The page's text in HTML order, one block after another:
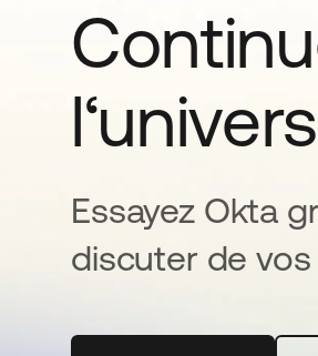
Essayez Okta
discuter de